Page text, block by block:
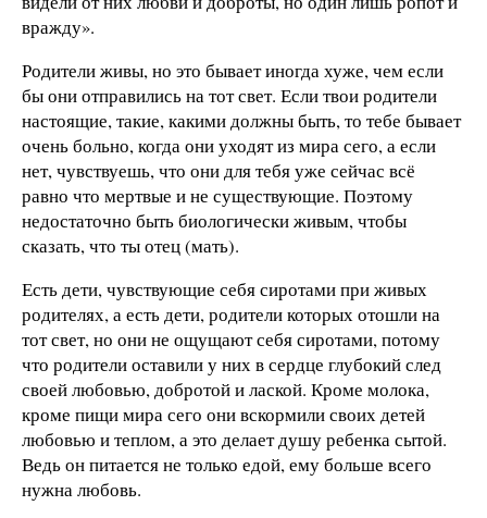
вражду».
Родители живы, но это бывает иногда хуже, чем если
бы они отправились на тот свет. Если твои родители
настоящие, такие, какими должны быть, то тебе бывает
очень больно, когда они уходят из мира сего, а если
нет, чувствуешь, что они для тебя уже сейчас всё
равно что мертвые и не существующие. Поэтому
недостаточно быть биологически живым, чтобы
сказать, что ты отец (мать).
Есть дети, чувствующие себя сиротами при живых
родителях, а есть дети, родители которых отошли на
тот свет, но они не ощущают себя сиротами, потому
что родители оставили у них в сердце глубокий след
своей любовью, добротой и лаской. Кроме молока,
кроме пищи мира сего они вскормили своих детей
любовью и теплом, а это делает душу ребенка сытой.
Ведь он питается не только едой, ему больше всего
нужна любовь.